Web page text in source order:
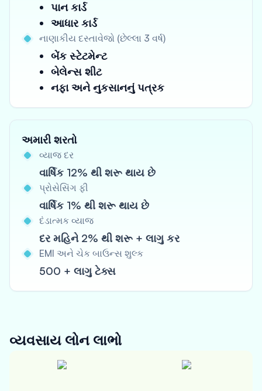
પાન કાર્ડ
આધાર કાર્ડ
નાણાકીય દસ્તાવેજો (છેલ્લા 3 વર્ષ)
બેંક સ્ટેટમેન્ટ
બેલેન્સ શીટ
નફા અને નુકસાનનું પત્રક
અમારી શરતો
વ્યાજ દર
વાર્ષિક 12% થી શરૂ થાય છે
પ્રોસેસિંગ ફી
વાર્ષિક 1% થી શરૂ થાય છે
દંડાત્મક વ્યાજ
દર મહિને 2% થી શરૂ + લાગુ કર
EMI અને ચેક બાઉન્સ શુલ્ક
500 + લાગુ ટેક્સ
વ્યવસાય લોન લાભો